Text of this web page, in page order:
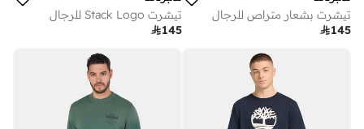
تيشرت بشعار متراص للرجال
145
تيشرت Stack Logo للرجال
145